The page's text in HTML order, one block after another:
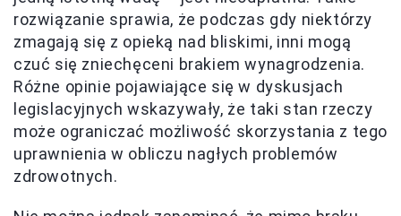
rozwiązanie sprawia, że podczas gdy niektórzy
zmagają się z opieką nad bliskimi, inni mogą
czuć się zniechęceni brakiem wynagrodzenia.
Różne opinie pojawiające się w dyskusjach
legislacyjnych wskazywały, że taki stan rzeczy
może ograniczać możliwość skorzystania z tego
uprawnienia w obliczu nagłych problemów
zdrowotnych.